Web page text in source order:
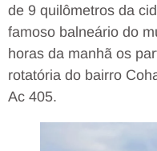
de 9 quilômetros da
famoso balneário do
horas da manhã os
rotatória do bairro
Ac 405.